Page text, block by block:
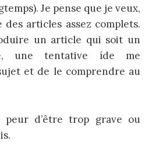
Je pense que je veux,
articles assez complets.
un article qui soit un
une tentative íde me
et de le comprendre au
peur d’être trop grave ou